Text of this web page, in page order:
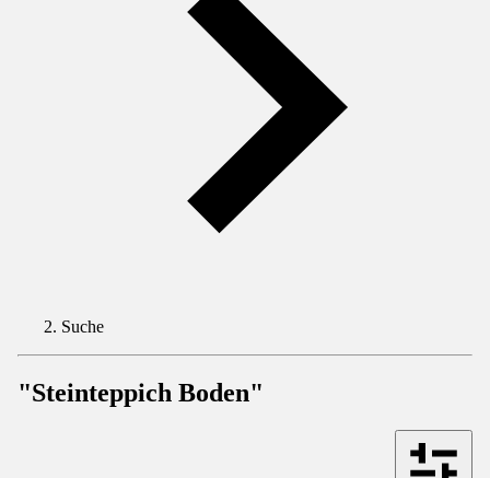
Suche
"Steinteppich Boden"